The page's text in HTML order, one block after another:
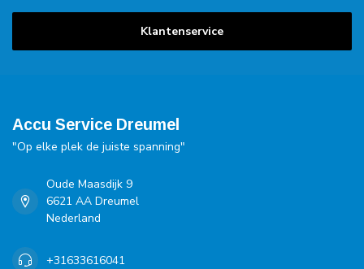
Klantenservice
Accu Service Dreumel
"Op elke plek de juiste spanning"
Oude Maasdijk 9
6621 AA Dreumel
Nederland
+31633616041